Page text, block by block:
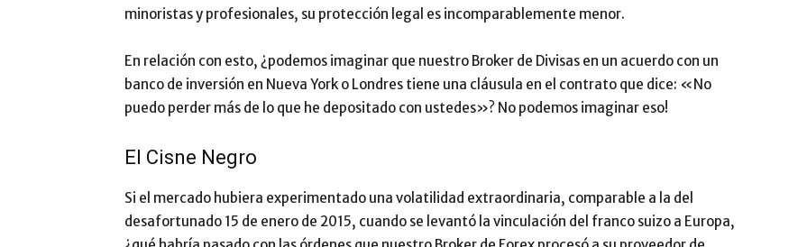
minoristas y profesionales, su protección legal es incomparablemente menor.
En relación con esto, ¿podemos imaginar que nuestro Broker de Divisas en un acuerdo con un
banco de inversión en Nueva York o Londres tiene una cláusula en el contrato que dice: «No
puedo perder más de lo que he depositado con ustedes»? No podemos imaginar eso!
El Cisne Negro
Si el mercado hubiera experimentado una volatilidad extraordinaria, comparable a la del
desafortunado 15 de enero de 2015, cuando se levantó la vinculación del franco suizo a Europa,